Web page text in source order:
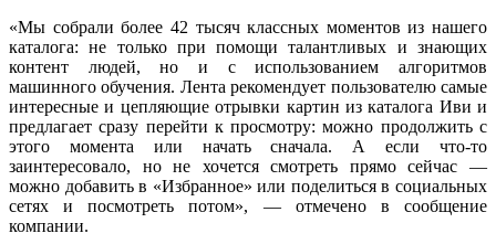
«Мы собрали более 42 тысяч классных моментов из нашего
каталога: не только при помощи талантливых и знающих
контент людей, но и с использованием алгоритмов
машинного обучения. Лента рекомендует пользователю самые
интересные и цепляющие отрывки картин из каталога Иви и
предлагает сразу перейти к просмотру: можно продолжить с
этого момента или начать сначала. А если что-то
заинтересовало, но не хочется смотреть прямо сейчас —
можно добавить в «Избранное» или поделиться в социальных
сетях и посмотреть потом», — отмечено в сообщение
компании.